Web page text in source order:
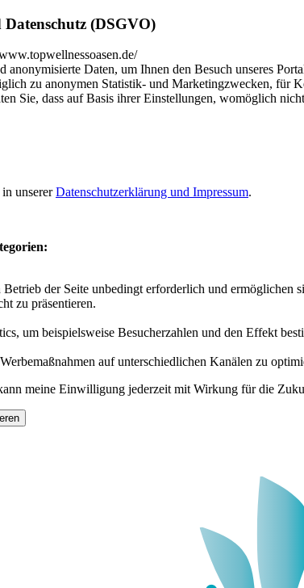
(DSGVO)
Daten, um Ihnen den Besuch unseres
zu anonymen Statistik- und Marketingzwecken, für
Sie, dass auf Basis ihrer Einstellungen, womöglich
unsererDatenschutzerklärung und Impressum.
der Seite unbedingt erforderlich und
zu präsentieren.
um beispielsweise Besucherzahlen und den Effekt
auf unterschiedlichen Kanälen zu
meine Einwilligung jederzeit mit Wirkung für die